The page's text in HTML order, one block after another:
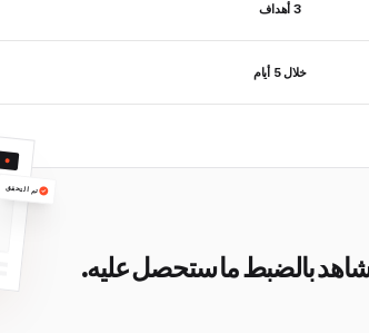
3 أهداف
خلال 5 أيام
بالضبط ما ستحصل عليه.
تم التحقق